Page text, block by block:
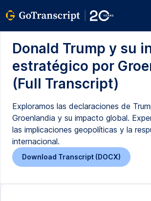
Donald Trump y su
estratégico por
(Full Transcript)
Exploramos las declaraciones de
Groenlandia y su impacto global.
las implicaciones geopolíticas y la
internacional.
Download Transcript (DOCX)